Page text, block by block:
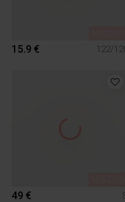
15.9 € 122/
49 €